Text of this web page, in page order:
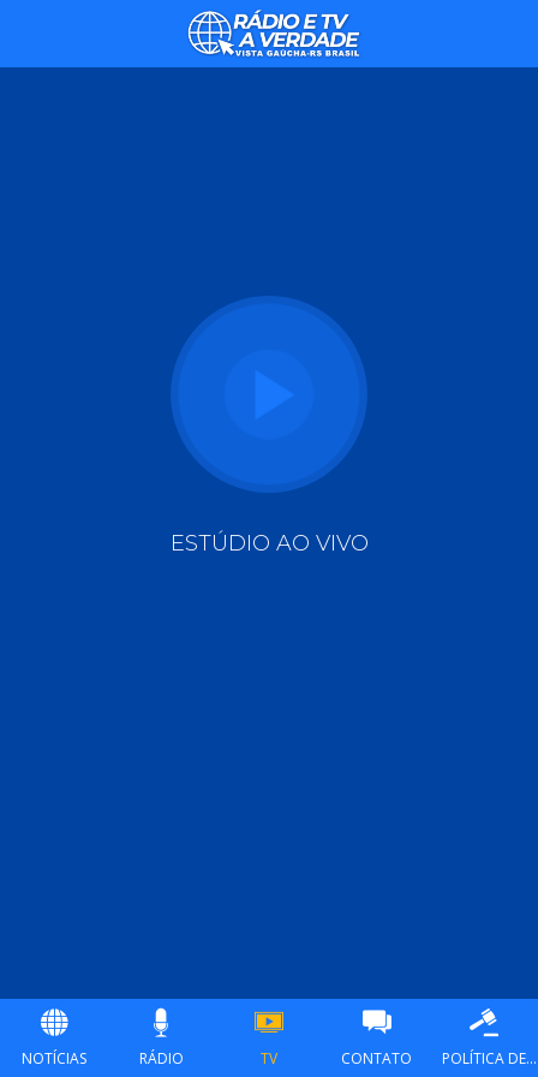
ESTÚDIO AO VIVO
NOTÍCIAS RÁDIO TV CONTATO
POLÍTICA DE